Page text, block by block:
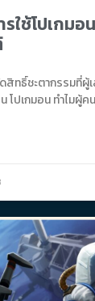
รใช้โปเกม
สิทธิ์ชะตากรรมที่
โปเกมอน ทำไมผู้